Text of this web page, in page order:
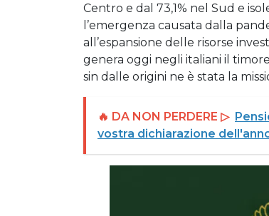
Centro e dal 73,1% nel Sud e
l’emergenza causata dalla
all’espansione delle risorse
genera oggi negli italiani il
sin dalle origini ne è stata la
🔥 DA NON PERDERE ▷
vostra dichiarazione